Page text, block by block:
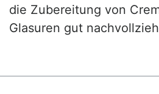
die Zubereitung von
Glasuren gut